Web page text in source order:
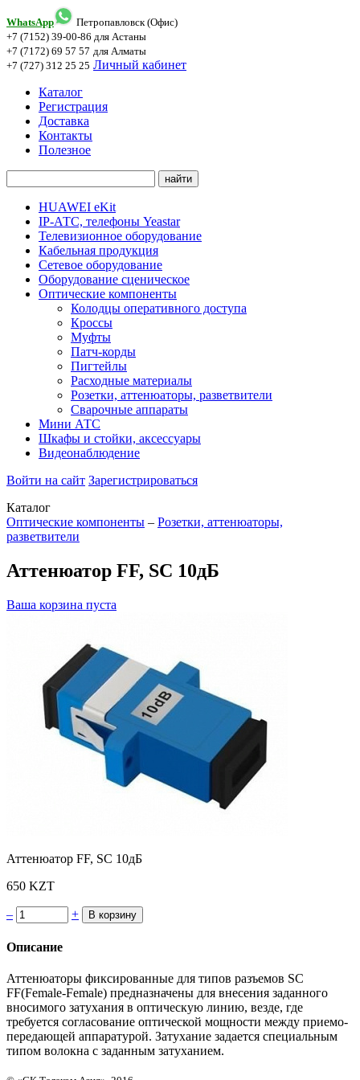
WhatsApp
Петропавловск (Офис)
+7 (7152) 39-00-86 для Астаны
+7 (7172) 69 57 57 для Алматы
+7 (727) 312 25 25 Личный кабинет
Каталог
Регистрация
Доставка
Контакты
Полезное
HUAWEI eKit
IP-АТС, телефоны Yeastar
Телевизионное оборудование
Кабельная продукция
Сетевое оборудование
Оборудование сценическое
Оптические компоненты
Колодцы оперативного доступа
Кроссы
Муфты
Патч-корды
Пигтейлы
Расходные материалы
Розетки, аттенюаторы, разветвители
Сварочные аппараты
Мини АТС
Шкафы и стойки, аксессуары
Видеонаблюдение
Войти на сайт Зарегистрироваться
Каталог
Оптические компоненты – Розетки, аттенюаторы,
разветвители
Аттенюатор FF, SC 10дБ
Ваша корзина пуста
Аттенюатор FF, SC 10дБ
650 KZT
– +
Описание
Аттенюаторы фиксированные для типов разъемов SC
FF(Female-Female) предназначены для внесения заданного
вносимого затухания в оптическую линию, везде, где
требуется согласование оптической мощности между приемо-
передающей аппаратурой. Затухание задается специальным
типом волокна с заданным затуханием.